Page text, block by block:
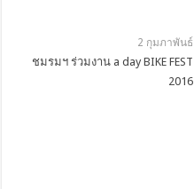
2 กุมภาพันธ์
ชมรมฯ ร่วมงาน a day BIKE FEST
2016